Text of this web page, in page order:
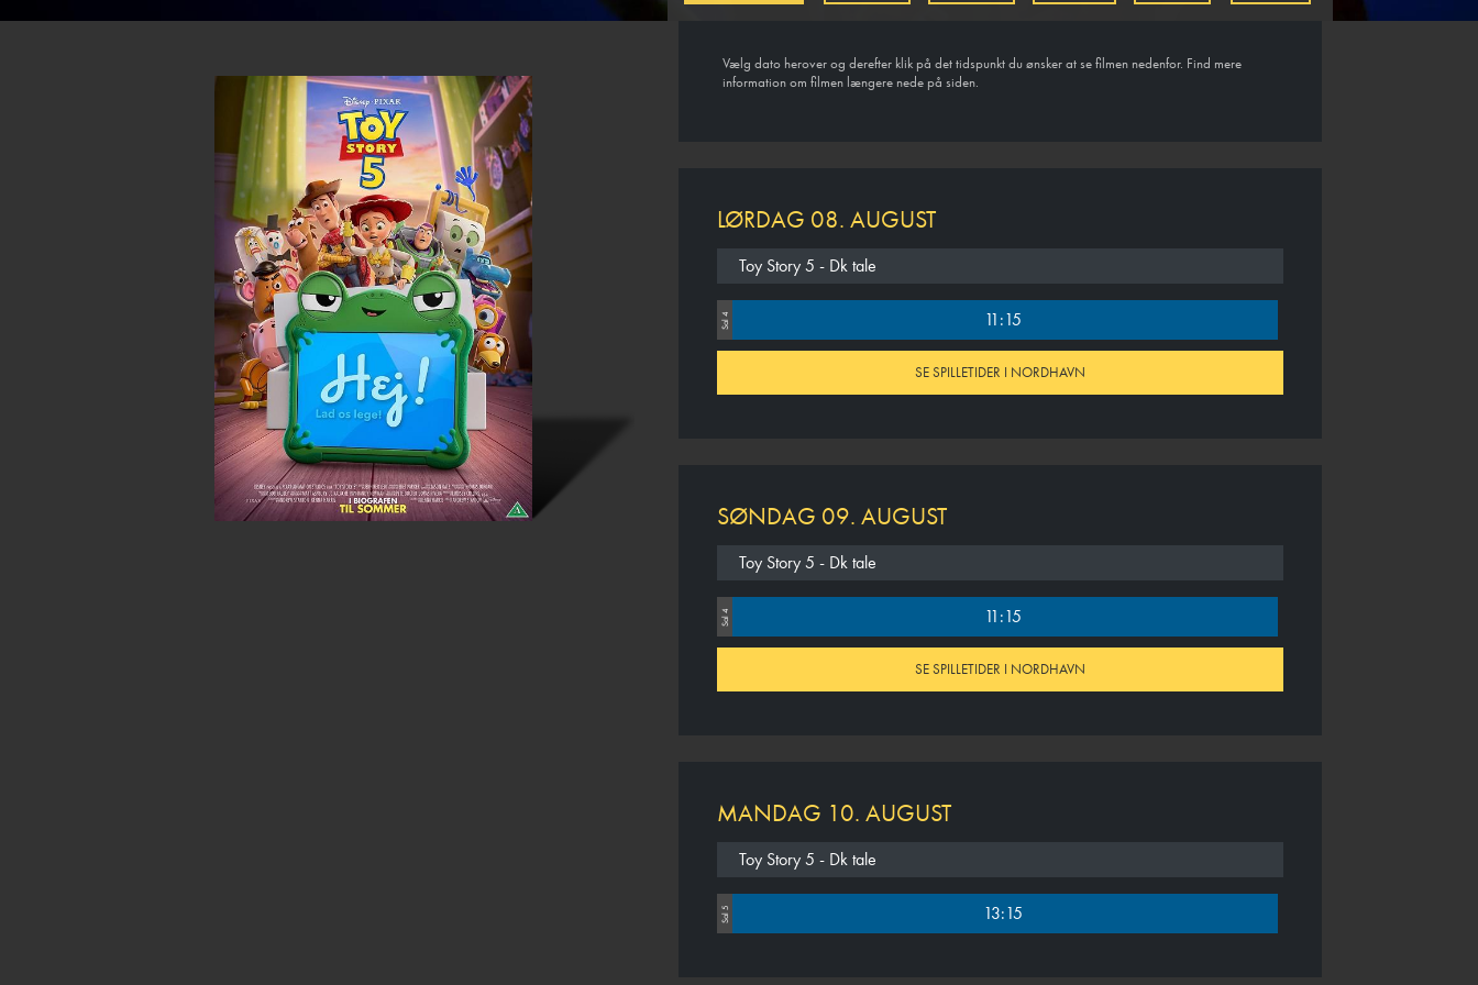
Vælg dato herover og derefter klik på det tidspunkt du ønsker at se filmen nedenfor. Find mere
information om filmen længere nede på siden.
LØRDAG 08. AUGUST
Toy Story 5 - Dk tale
Sal 4 11:15
SE SPILLETIDER I NORDHAVN
SØNDAG 09. AUGUST
Toy Story 5 - Dk tale
Sal 4 11:15
SE SPILLETIDER I NORDHAVN
MANDAG 10. AUGUST
Toy Story 5 - Dk tale
Sal 5 13:15